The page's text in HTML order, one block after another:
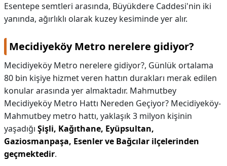
Esentepe semtleri arasında, Büyükdere Caddesi'nin iki
yanında, ağırlıklı olarak kuzey kesiminde yer alır.
Mecidiyeköy Metro nerelere gidiyor?
Mecidiyeköy Metro nerelere gidiyor?, Günlük ortalama
80 bin kişiye hizmet veren hattın durakları merak edilen
konular arasında yer almaktadır. Mahmutbey
Mecidiyeköy Metro Hattı Nereden Geçiyor? Mecidiyeköy-
Mahmutbey metro hattı, yaklaşık 3 milyon kişinin
yaşadığı Şişli, Kağıthane, Eyüpsultan,
Gaziosmanpaşa, Esenler ve Bağcılar ilçelerinden
geçmektedir.